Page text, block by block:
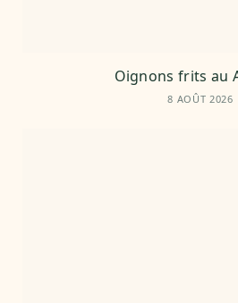
Oignons frits au
8 AOÛT 2026